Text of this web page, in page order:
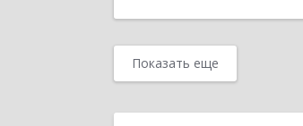
Показать еще